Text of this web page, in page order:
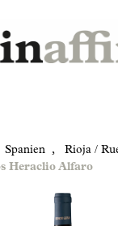
Spanien , Rioja /
Heraclio Alfaro